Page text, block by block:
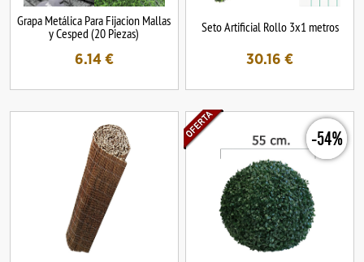
Grapa Metálica Para Fijacion Mallas
y Cesped (20 Piezas)
6.14€
Seto Artificial Rollo 3x1 metros
30.16 €
-54%